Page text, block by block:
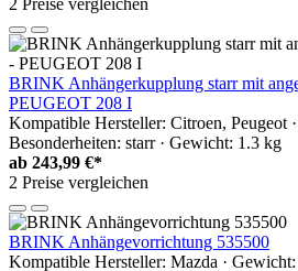
2 Preise vergleichen
BRINK Anhängerkupplung starr mit
PEUGEOT 208 I
Kompatible Hersteller: Citroen, Peugeot
Besonderheiten: starr · Gewicht: 1.3 kg
ab 243,99 €*
2 Preise vergleichen
BRINK Anhängevorrichtung 535500
Kompatible Hersteller: Mazda ·